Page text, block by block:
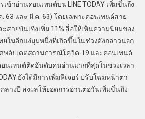
ข้าอ่านคอนเทนต์บน LINE TODAY เพิ่มขึ้นถึง
. 63 และ มี.ค. 63) โดยเฉพาะคอนเทนต์สาย
ะสายบันเทิงเพิ่ม 11% สื่อให้เห็นความนิยมของ
ในอีกแง่มุมหนึ่งที่เกิดขึ้นในช่วงดังกล่าวนอก
ษอัปเดตสถานการณ์โควิด-19 และคอนเทนต์
อนเทนต์ติดอันดับคนอ่านมากที่สุดในช่วงเวลา
ยังได้มีการเพิ่มฟีเจอร์ ปรับโฉมหน้าตา
ลางปี ส่งผลให้ยอดการอ่านต่อวันเพิ่มขึ้นถึง